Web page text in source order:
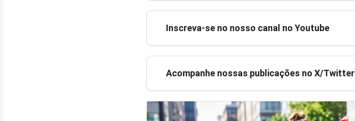
Inscreva-se no nosso canal no Youtube
Acompanhe nossas publicações no X/Twitter